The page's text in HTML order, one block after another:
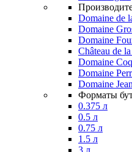
Domaine de
Domaine
Domaine
Château de
Domaine
Domaine
Domaine
Форматы
0.375 л
0.5 л
0.75 л
1.5 л
3 л